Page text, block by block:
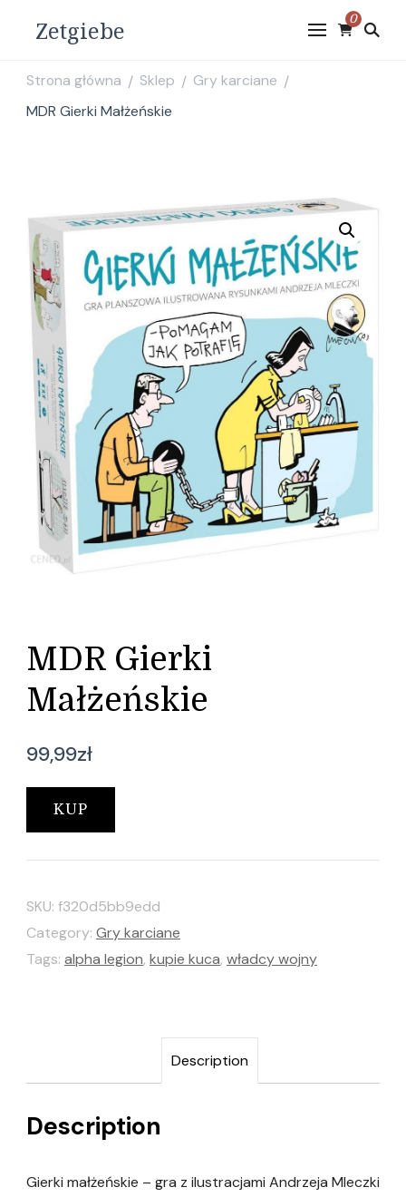
Zetgiebe 0
Strona główna / Sklep / Gry karciane /
MDR Gierki Małżeńskie
MDR Gierki
Małżeńskie
99,99zł
KUP
SKU: f320d5bb9edd
Category: Gry karciane
Tags: alpha legion, kupie kuca, władcy wojny
Description
Description
Gierki małżeńskie – gra z ilustracjami Andrzeja Mleczki